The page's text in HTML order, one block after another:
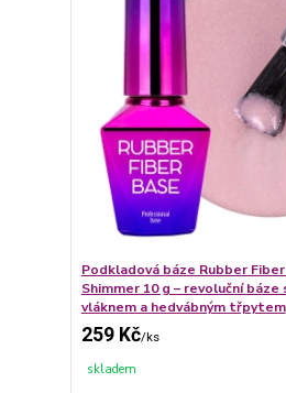
Podkladová báze Rubber
Shimmer 10 g – revoluční báze
vláknem a hedvábným třpytem
259 Kč/ks
skladem